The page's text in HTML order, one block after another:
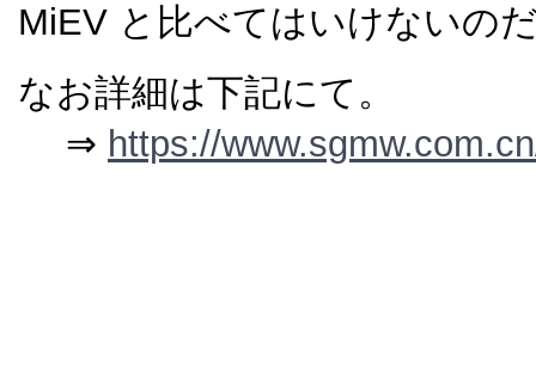
MiEV と比べてはいけないの
なお詳細は下記にて。
⇒ https://